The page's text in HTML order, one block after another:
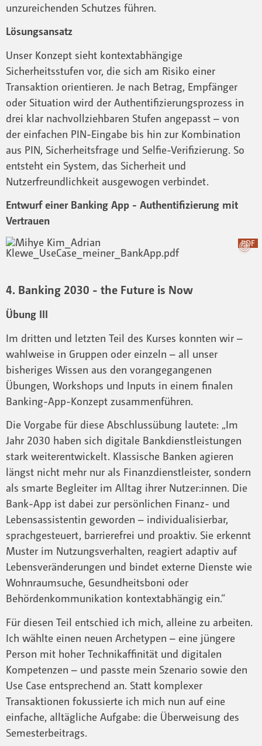
unzureichenden Schutzes führen.
Lösungsansatz
Unser Konzept sieht kontextabhängige
Sicherheitsstufen vor, die sich am Risiko einer
Transaktion orientieren. Je nach Betrag, Empfänger
oder Situation wird der Authentifizierungsprozess in
drei klar nachvollziehbaren Stufen angepasst – von
der einfachen PIN-Eingabe bis hin zur Kombination
aus PIN, Sicherheitsfrage und Selfie-Verifizierung. So
entsteht ein System, das Sicherheit und
Nutzerfreundlichkeit ausgewogen verbindet.
Entwurf einer Banking App - Authentifizierung mit
Vertrauen
PDF
4. Banking 2030 - the Future is Now
Übung III
Im dritten und letzten Teil des Kurses konnten wir –
wahlweise in Gruppen oder einzeln – all unser
bisheriges Wissen aus den vorangegangenen
Übungen, Workshops und Inputs in einem finalen
Banking-App-Konzept zusammenführen.
Die Vorgabe für diese Abschlussübung lautete: „Im
Jahr 2030 haben sich digitale Bankdienstleistungen
stark weiterentwickelt. Klassische Banken agieren
längst nicht mehr nur als Finanzdienstleister, sondern
als smarte Begleiter im Alltag ihrer Nutzer:innen. Die
Bank-App ist dabei zur persönlichen Finanz- und
Lebensassistentin geworden – individualisierbar,
sprachgesteuert, barrierefrei und proaktiv. Sie erkennt
Muster im Nutzungsverhalten, reagiert adaptiv auf
Lebensveränderungen und bindet externe Dienste wie
Wohnraumsuche, Gesundheitsboni oder
Behördenkommunikation kontextabhängig ein.“
Für diesen Teil entschied ich mich, alleine zu arbeiten.
Ich wählte einen neuen Archetypen – eine jüngere
Person mit hoher Technikaffinität und digitalen
Kompetenzen – und passte mein Szenario sowie den
Use Case entsprechend an. Statt komplexer
Transaktionen fokussierte ich mich nun auf eine
einfache, alltägliche Aufgabe: die Überweisung des
Semesterbeitrags.